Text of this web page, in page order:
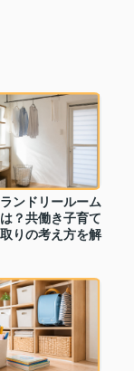
ンドリールーム
？共働き子育て
りの考え方を解